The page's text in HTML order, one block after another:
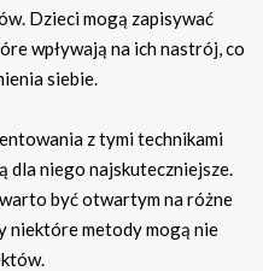
Dzieci mogą zapisywać
wpływają na ich nastrój, co
siebie.
z tymi technikami
dla niego najskuteczniejsze.
być otwartym na różne
niektóre metody mogą nie